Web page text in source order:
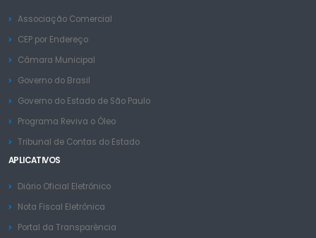
Associação Comercial
CEP por Endereço
Câmara Municipal
Governo do Brasil
Governo do Estado de São Paulo
Programa Reviva o Óleo
Tribunal de Contas do Estado
APLICATIVOS
Diário Oficial Eletrônico
Nota Fiscal Eletrônica
Portal da Transparência